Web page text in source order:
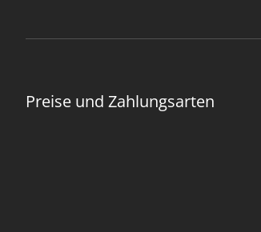
Preise und Zahlungsarten